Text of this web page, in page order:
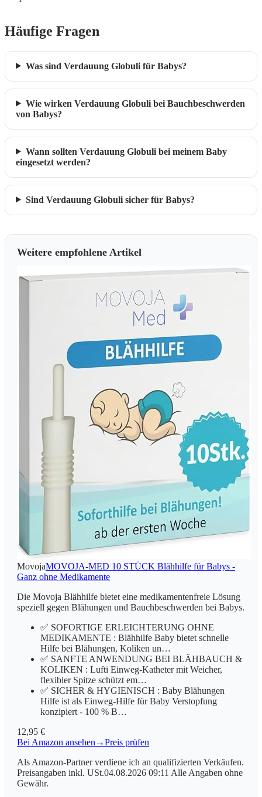
Häufige Fragen
Was sind Verdauung Globuli für Babys?
Wie wirken Verdauung Globuli bei Bauchbeschwerden
von Babys?
Wann sollten Verdauung Globuli bei meinem Baby
eingesetzt werden?
Sind Verdauung Globuli sicher für Babys?
Weitere empfohlene Artikel
MovojaMOVOJA-MED 10 STÜCK Blähhilfe für Babys -
Ganz ohne Medikamente
Die Movoja Blähhilfe bietet eine medikamentenfreie Lösung
speziell gegen Blähungen und Bauchbeschwerden bei Babys.
✅ SOFORTIGE ERLEICHTERUNG OHNE
MEDIKAMENTE : Blähhilfe Baby bietet schnelle
Hilfe bei Blähungen, Koliken un…
✅ SANFTE ANWENDUNG BEI BLÄHBAUCH &
KOLIKEN : Lufti Einweg-Katheter mit Weicher,
flexibler Spitze schützt em…
✅ SICHER & HYGIENISCH : Baby Blähungen
Hilfe ist als Einweg-Hilfe für Baby Verstopfung
konzipiert - 100 % B…
12,95 €
Bei Amazon ansehen →Preis prüfen
Als Amazon-Partner verdiene ich an qualifizierten Verkäufen.
Preisangaben inkl. USt.04.08.2026 09:11 Alle Angaben ohne
Gewähr.